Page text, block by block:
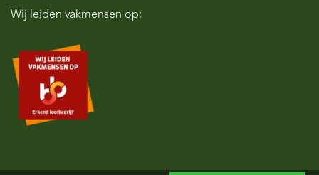
Wij leiden vakmensen op: